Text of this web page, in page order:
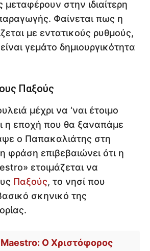
στην ιδιαίτερη
Φαίνεται πως η
με εντατικούς ρυθμούς,
γεμάτο δημιουργικότητα
Παξούς
μέχρι να ‘ναι έτοιμο
η εποχή που θα ξαναπάμε
ο Παπακαλιάτης στη
φράση επιβεβαιώνει ότι η
ετοιμάζεται να
Παξούς, το νησί που
σκηνικό της
Maestro: Ο Χριστόφορος